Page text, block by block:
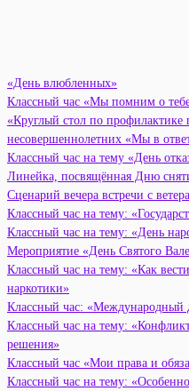
«День влюбленных»
Классный час «Мы помним о
«Круглый стол по профилактике
несовершеннолетних «Мы в
Классный час на тему «День
Линейка, посвящённая Дню
Сценарий вечера встречи с
Классный час на тему:
Классный час на тему: «День
Мероприятие «День Святого
Классный час на тему: «Как
наркотики»
Классный час: «Международный
Классный час на тему:
решения»
Классный час «Мои права и
Классный час на тему: